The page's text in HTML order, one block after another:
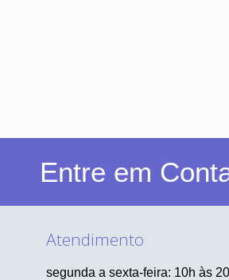
Entre em
Atendimento
segunda a sexta-feira: 10h às